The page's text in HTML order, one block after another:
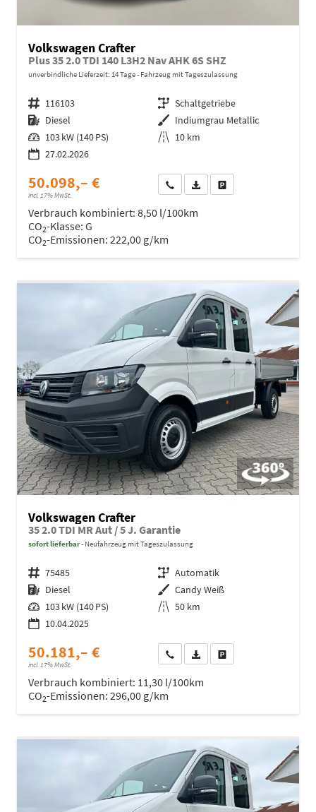
Volkswagen Crafter
Plus 35 2.0 TDI 140 L3H2 Nav AHK 6S SHZ
unverbindliche Lieferzeit: 14 Tage Fahrzeug mit Tageszulassung
Fahrzeugnr. 116103 Getriebe Schaltgetriebe
Kraftstoff Diesel Außenfarbe Indiumgrau Metallic
Leistung 103 kW (140 PS) Kilometerstand 10 km
27.02.2026
50.098,– €
incl. 17% MwSt.
Wir rufen Sie anFahrzeugexposé (PDF)
Verbrauch kombiniert: 8,50 l/100km
CO2-Klasse: G
CO2-Emissionen: 222,00 g/km
Volkswagen Crafter
35 2.0 TDI MR Aut / 5 J. Garantie
sofort lieferbar Neufahrzeug mit Tageszulassung
Fahrzeugnr. 75485 Getriebe Automatik
Kraftstoff Diesel Außenfarbe Candy Weiß
Leistung 103 kW (140 PS) Kilometerstand 50 km
10.04.2025
50.181,– €
incl. 17% MwSt.
Wir rufen Sie anFahrzeugexposé (PDF)
Verbrauch kombiniert: 11,30 l/100km
CO2-Emissionen: 296,00 g/km